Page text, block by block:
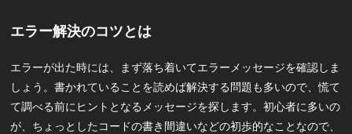
エラー解決のコツとは
エラーが出た時には、まず落ち着いてエラーメッセージを確認しま
しょう。書かれていることを読めば解決する問題も多いので、慌て
て調べる前にヒントとなるメッセージを探します。初心者に多いの
が、ちょっとしたコードの書き間違いなどの初歩的なことなので、